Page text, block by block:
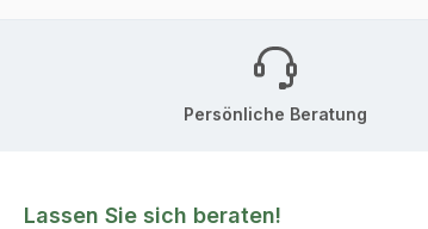
Persönliche Beratung
Lassen Sie sich beraten!